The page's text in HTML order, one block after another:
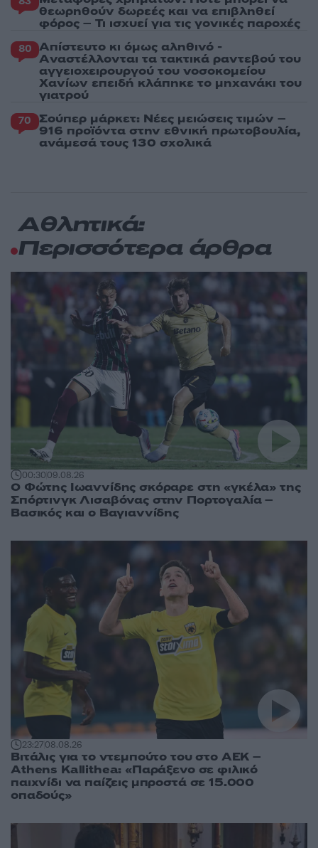
θεωρηθούν δωρεές και να επιβληθεί
φόρος – Τι ισχυεί για τις γονικές παροχές
80 Απίστευτο κι όμως αληθινό -
Aναστέλλονται τα τακτικά ραντεβού του
αγγειοχειρουργού του νοσοκομείου
Χανίων επειδή κλάπηκε το μηχανάκι του
γιατρού
70 Σούπερ μάρκετ: Νέες μειώσεις τιμών –
916 προϊόντα στην εθνική πρωτοβουλία,
ανάμεσά τους 130 σχολικά
Αθλητικά:
Περισσότερα άρθρα
00:3009.08.26
Ο Φώτης Ιωαννίδης σκόραρε στη «γκέλα» της
Σπόρτινγκ Λισαβόνας στην Πορτογαλία –
Βασικός και ο Βαγιαννίδης
23:2708.08.26
Βιτάλις για το ντεμπούτο του στο ΑΕΚ –
Athens Kallithea: «Παράξενο σε φιλικό
παιχνίδι να παίζεις μπροστά σε 15.000
οπαδούς»